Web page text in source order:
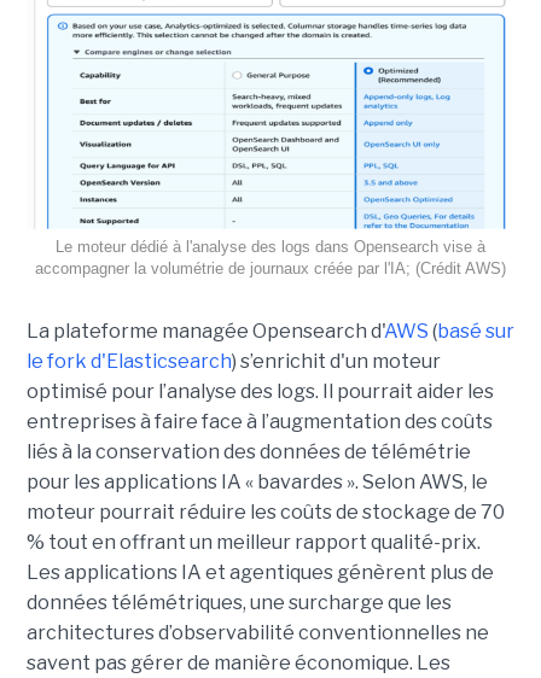
Le moteur dédié à l'analyse des logs dans Opensearch vise à
accompagner la volumétrie de journaux créée par l'IA; (Crédit AWS)
La plateforme managée Opensearch d'AWS (basé sur
le fork d'Elasticsearch) s’enrichit d'un moteur
optimisé pour l’analyse des logs. Il pourrait aider les
entreprises à faire face à l’augmentation des coûts
liés à la conservation des données de télémétrie
pour les applications IA « bavardes ». Selon AWS, le
moteur pourrait réduire les coûts de stockage de 70
% tout en offrant un meilleur rapport qualité-prix.
Les applications IA et agentiques génèrent plus de
données télémétriques, une surcharge que les
architectures d’observabilité conventionnelles ne
savent pas gérer de manière économique. Les